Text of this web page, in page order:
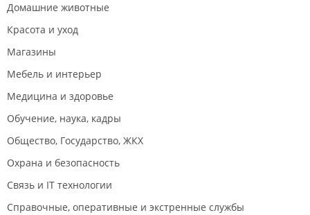
Домашние животные
Красота и уход
Магазины
Мебель и интерьер
Медицина и здоровье
Обучение, наука, кадры
Общество, Государство, ЖКХ
Охрана и безопасность
Связь и IT технологии
Справочные, оперативные и экстренные службы